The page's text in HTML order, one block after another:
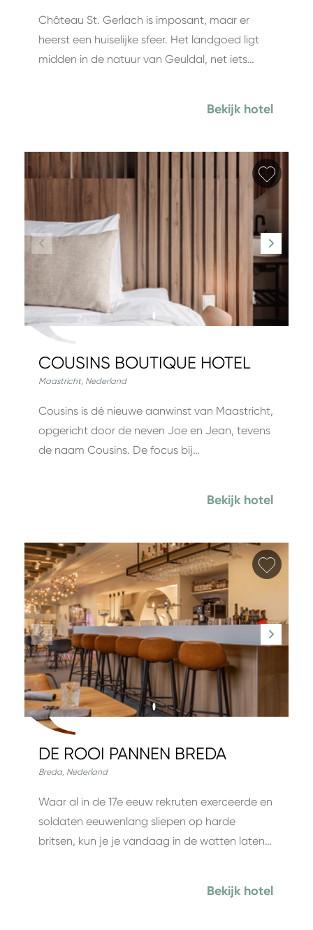
Château St. Gerlach is imposant, maar er
heerst een huiselijke sfeer. Het landgoed ligt
midden in de natuur van Geuldal, net iets…
Bekijk hotel
COUSINS BOUTIQUE HOTEL
Maastricht, Nederland
Cousins is dé nieuwe aanwinst van Maastricht,
opgericht door de neven Joe en Jean, tevens
de naam Cousins. De focus bij…
Bekijk hotel
DE ROOI PANNEN BREDA
Breda, Nederland
Waar al in de 17e eeuw rekruten exerceerde en
soldaten eeuwenlang sliepen op harde
britsen, kun je je vandaag in de watten laten…
Bekijk hotel